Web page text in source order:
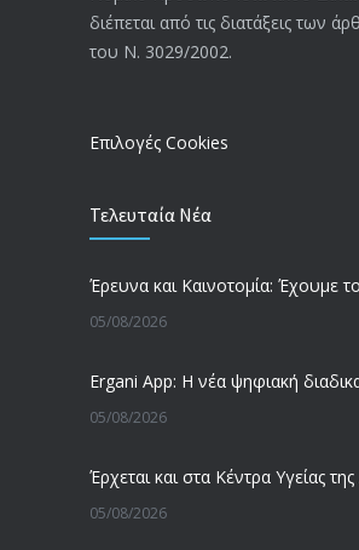
απόφαση από το υπουργείο
-Τι είπε η Δ. Μιχαηλίδου για τις
διέπεται από τις διατάξεις των
του Ν. 3029/2002.
Επιλογές Cookies
Τελευταία Νέα
05/08/2026
05/08/2026
05/08/2026